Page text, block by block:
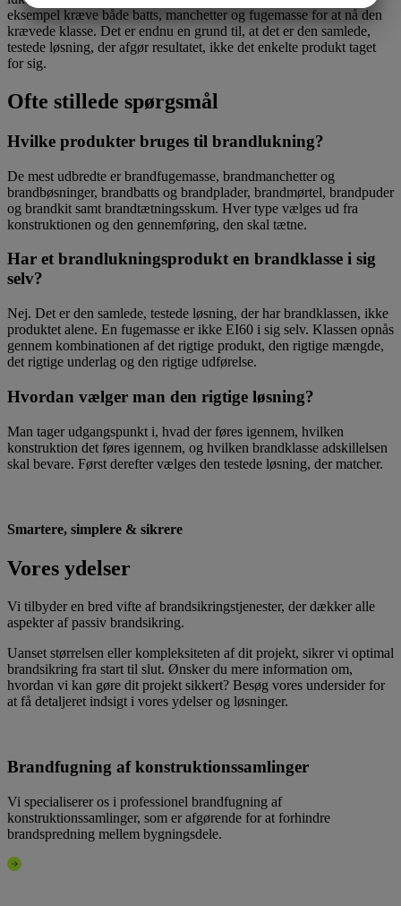
eksempel kræve både batts, manchetter og fugemasse for at nå den
krævede klasse. Det er endnu en grund til, at det er den samlede,
testede løsning, der afgør resultatet, ikke det enkelte produkt taget
for sig.
Ofte stillede spørgsmål
Hvilke produkter bruges til brandlukning?
De mest udbredte er brandfugemasse, brandmanchetter og
brandbøsninger, brandbatts og brandplader, brandmørtel, brandpuder
og brandkit samt brandtætningsskum. Hver type vælges ud fra
konstruktionen og den gennemføring, den skal tætne.
Har et brandlukningsprodukt en brandklasse i sig
selv?
Nej. Det er den samlede, testede løsning, der har brandklassen, ikke
produktet alene. En fugemasse er ikke EI60 i sig selv. Klassen opnås
gennem kombinationen af det rigtige produkt, den rigtige mængde,
det rigtige underlag og den rigtige udførelse.
Hvordan vælger man den rigtige løsning?
Man tager udgangspunkt i, hvad der føres igennem, hvilken
konstruktion det føres igennem, og hvilken brandklasse adskillelsen
skal bevare. Først derefter vælges den testede løsning, der matcher.
Smartere, simplere & sikrere
Vores ydelser
Vi tilbyder en bred vifte af brandsikringstjenester, der dækker alle
aspekter af passiv brandsikring.
Uanset størrelsen eller kompleksiteten af dit projekt, sikrer vi optimal
brandsikring fra start til slut. Ønsker du mere information om,
hvordan vi kan gøre dit projekt sikkert? Besøg vores undersider for
at få detaljeret indsigt i vores ydelser og løsninger.
Brandfugning af konstruktionssamlinger
Vi specialiserer os i professionel brandfugning af
konstruktionssamlinger, som er afgørende for at forhindre
brandspredning mellem bygningsdele.
MARKETING STATISTIK